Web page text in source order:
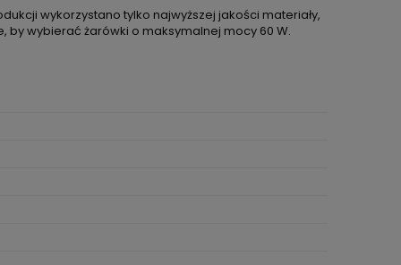
wykorzystano tylko najwyższej jakości materiały,
by wybierać żarówki o maksymalnej mocy 60 W.